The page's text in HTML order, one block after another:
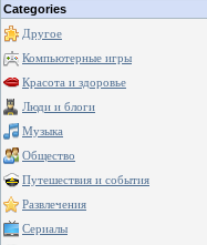
Categories
Другое
Компьютерные игры
Красота и здоровье
Люди и блоги
Музыка
Общество
Путешествия и события
Развлечения
Сериалы